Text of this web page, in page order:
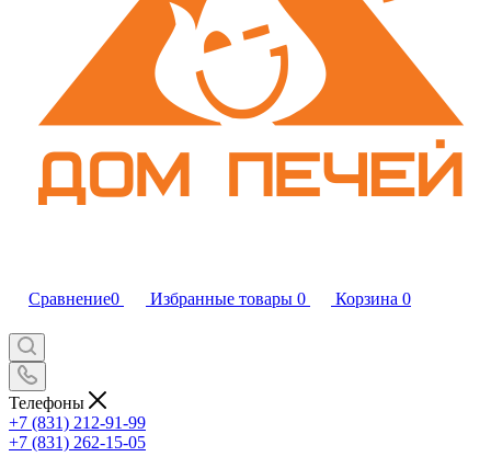
Сравнение0 Избранные товары 0 Корзина 0
Телефоны
+7 (831) 212-91-99
+7 (831) 262-15-05